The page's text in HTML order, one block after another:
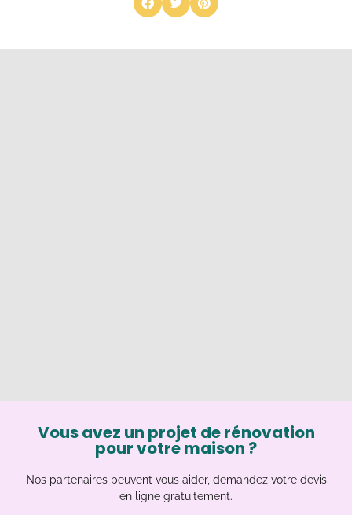
Vous avez un projet de rénovation
pour votre maison ?
Nos partenaires peuvent vous aider, demandez votre devis
en ligne gratuitement.